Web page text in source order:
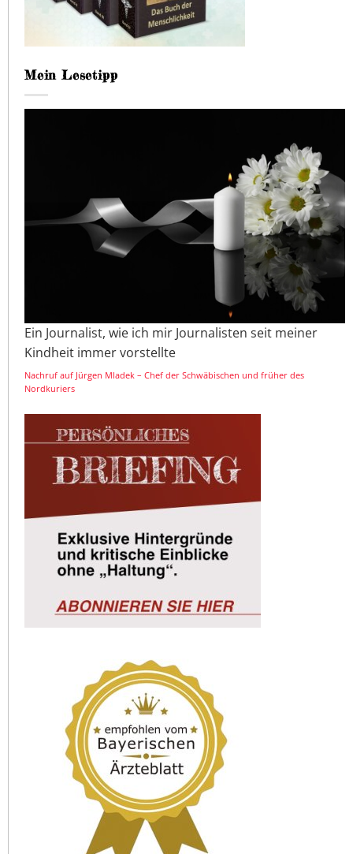
Mein Lesetipp
Ein Journalist, wie ich mir Journalisten seit meiner
Kindheit immer vorstellte
Nachruf auf Jürgen Mladek – Chef der Schwäbischen und früher des
Nordkuriers